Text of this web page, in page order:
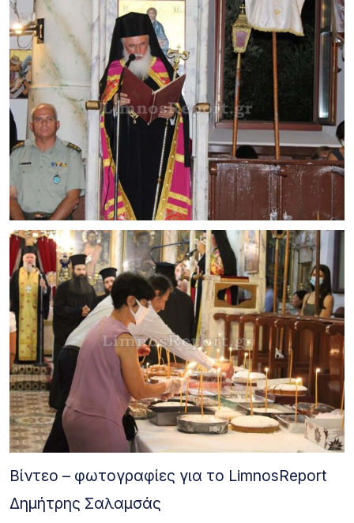
Βίντεο – φωτογραφίες για το LimnosReport
Δημήτρης Σαλαμσάς